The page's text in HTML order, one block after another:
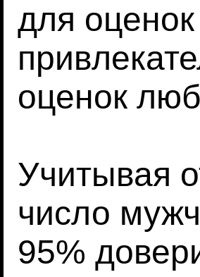
для
оценок
Учитывая
число
95%